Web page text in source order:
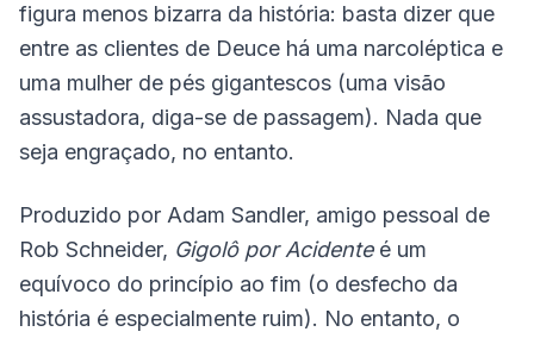
figura menos bizarra da história: basta dizer que
entre as clientes de Deuce há uma narcoléptica e
uma mulher de pés gigantescos (uma visão
assustadora, diga-se de passagem). Nada que
seja engraçado, no entanto.
Produzido por Adam Sandler, amigo pessoal de
Rob Schneider, Gigolô por Acidente é um
equívoco do princípio ao fim (o desfecho da
história é especialmente ruim). No entanto, o